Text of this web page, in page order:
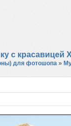
с красавицей
для фотошопа »